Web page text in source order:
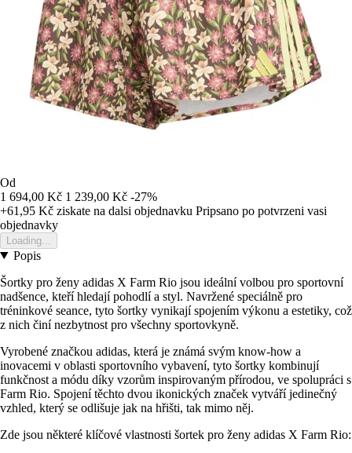
Od
1 694,00 Kč 1 239,00 Kč -27%
+61,95 Kč ziskate na dalsi objednavku Pripsano po potvrzeni vasi
objednavky
Loading...
Popis
Šortky pro ženy adidas X Farm Rio jsou ideální volbou pro sportovní
nadšence, kteří hledají pohodlí a styl. Navržené speciálně pro
tréninkové seance, tyto šortky vynikají spojením výkonu a estetiky, což
z nich činí nezbytnost pro všechny sportovkyně.
Vyrobené značkou adidas, která je známá svým know-how a
inovacemi v oblasti sportovního vybavení, tyto šortky kombinují
funkčnost a módu díky vzorům inspirovaným přírodou, ve spolupráci s
Farm Rio. Spojení těchto dvou ikonických značek vytváří jedinečný
vzhled, který se odlišuje jak na hřišti, tak mimo něj.
Zde jsou některé klíčové vlastnosti šortek pro ženy adidas X Farm Rio: